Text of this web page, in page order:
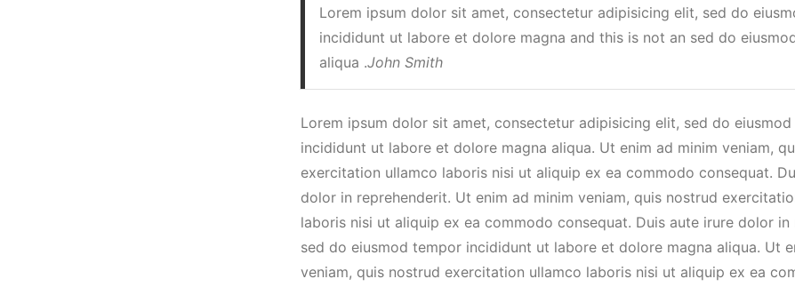
Lorem ipsum dolor sit amet, consectetur adipisicing elit, sed do
incididunt ut labore et dolore magna and this is not an sed do
aliqua .John Smith
Lorem ipsum dolor sit amet, consectetur adipisicing elit, sed do
incididunt ut labore et dolore magna aliqua. Ut enim ad minim veniam,
exercitation ullamco laboris nisi ut aliquip ex ea commodo consequat.
dolor in reprehenderit. Ut enim ad minim veniam, quis nostrud
laboris nisi ut aliquip ex ea commodo consequat. Duis aute irure dolor in
sed do eiusmod tempor incididunt ut labore et dolore magna aliqua. Ut
veniam, quis nostrud exercitation ullamco laboris nisi ut aliquip ex ea